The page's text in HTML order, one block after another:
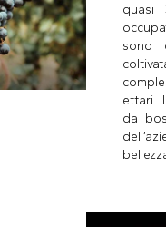
quasi
sono
ettari.
da